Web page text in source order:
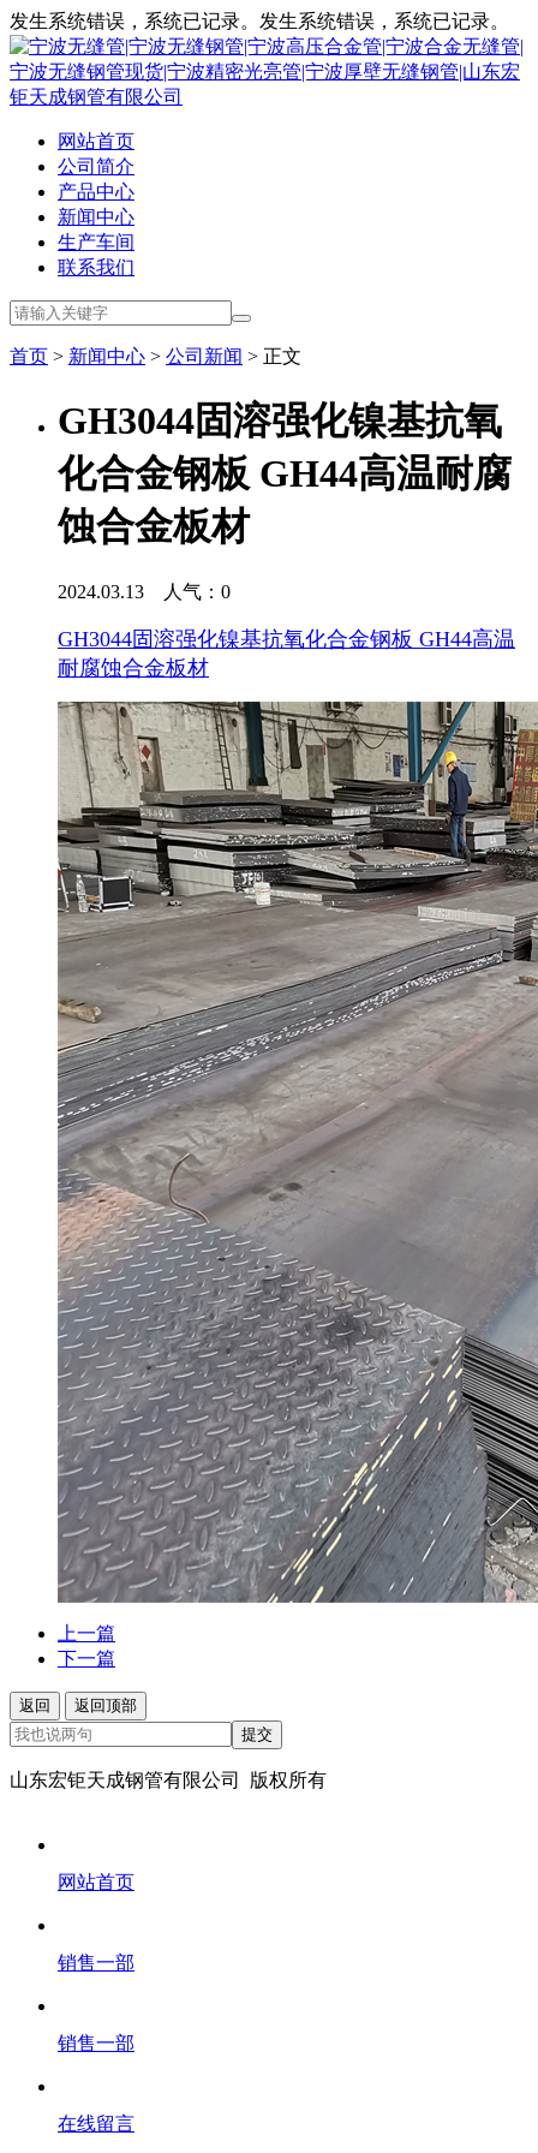
发生系统错误，系统已记录。发生系统错误，系统已记录。
网站首页
公司简介
产品中心
新闻中心
生产车间
联系我们
首页 > 新闻中心 > 公司新闻 > 正文
GH3044固溶强化镍基抗氧
化合金钢板 GH44高温耐腐
蚀合金板材
2024.03.13 人气： 0
GH3044固溶强化镍基抗氧化合金钢板 GH44高温
耐腐蚀合金板材
上一篇
下一篇
返回
返回顶部
提交
山东宏钜天成钢管有限公司 版权所有
网站首页
销售一部
销售一部
在线留言